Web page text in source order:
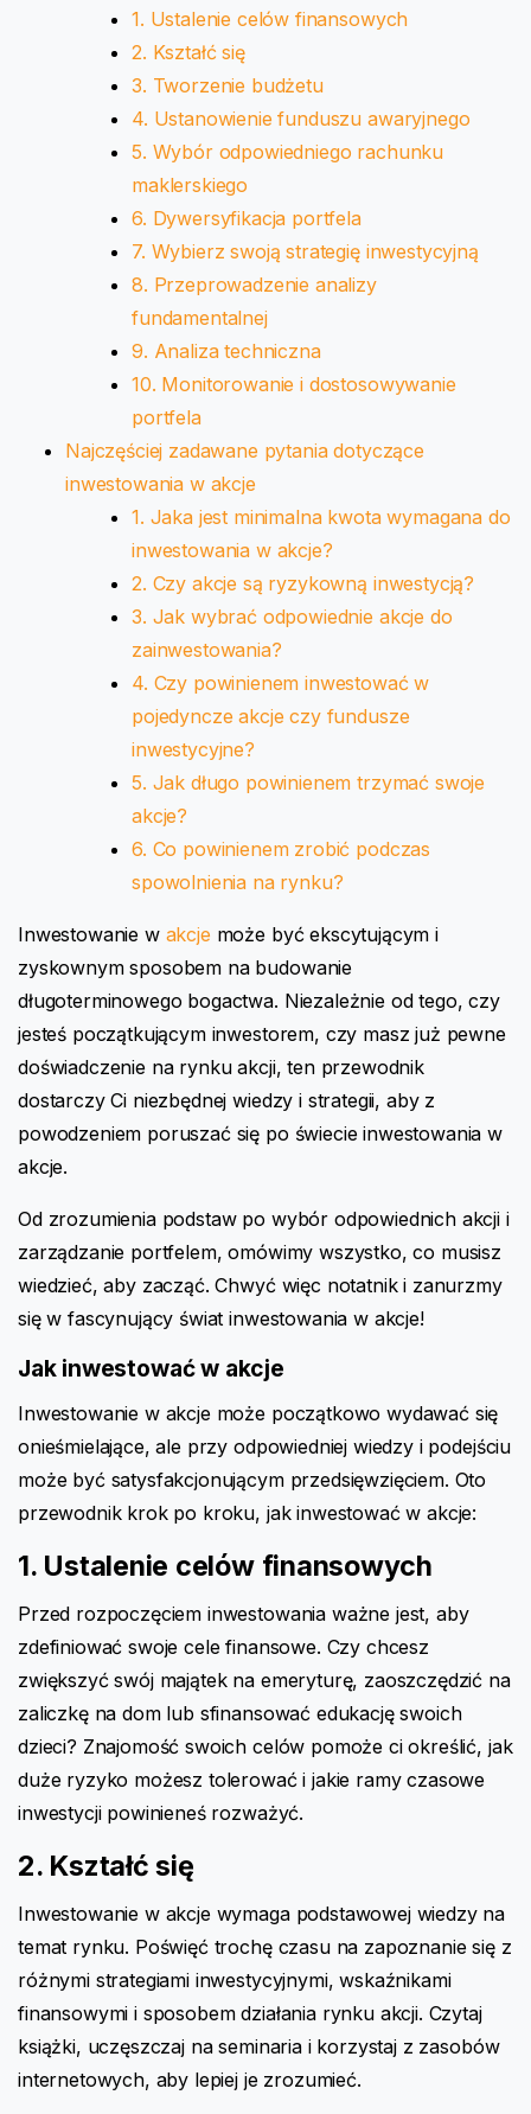
1. Ustalenie celów finansowych
2. Kształć się
3. Tworzenie budżetu
4. Ustanowienie funduszu awaryjnego
5. Wybór odpowiedniego rachunku
maklerskiego
6. Dywersyfikacja portfela
7. Wybierz swoją strategię inwestycyjną
8. Przeprowadzenie analizy
fundamentalnej
9. Analiza techniczna
10. Monitorowanie i dostosowywanie
portfela
Najczęściej zadawane pytania dotyczące
inwestowania w akcje
1. Jaka jest minimalna kwota wymagana do
inwestowania w akcje?
2. Czy akcje są ryzykowną inwestycją?
3. Jak wybrać odpowiednie akcje do
zainwestowania?
4. Czy powinienem inwestować w
pojedyncze akcje czy fundusze
inwestycyjne?
5. Jak długo powinienem trzymać swoje
akcje?
6. Co powinienem zrobić podczas
spowolnienia na rynku?
Inwestowanie w akcje może być ekscytującym i
zyskownym sposobem na budowanie
długoterminowego bogactwa. Niezależnie od tego, czy
jesteś początkującym inwestorem, czy masz już pewne
doświadczenie na rynku akcji, ten przewodnik
dostarczy Ci niezbędnej wiedzy i strategii, aby z
powodzeniem poruszać się po świecie inwestowania w
akcje.
Od zrozumienia podstaw po wybór odpowiednich akcji i
zarządzanie portfelem, omówimy wszystko, co musisz
wiedzieć, aby zacząć. Chwyć więc notatnik i zanurzmy
się w fascynujący świat inwestowania w akcje!
Jak inwestować w akcje
Inwestowanie w akcje może początkowo wydawać się
onieśmielające, ale przy odpowiedniej wiedzy i podejściu
może być satysfakcjonującym przedsięwzięciem. Oto
przewodnik krok po kroku, jak inwestować w akcje:
1. Ustalenie celów finansowych
Przed rozpoczęciem inwestowania ważne jest, aby
zdefiniować swoje cele finansowe. Czy chcesz
zwiększyć swój majątek na emeryturę, zaoszczędzić na
zaliczkę na dom lub sfinansować edukację swoich
dzieci? Znajomość swoich celów pomoże ci określić, jak
duże ryzyko możesz tolerować i jakie ramy czasowe
inwestycji powinieneś rozważyć.
2. Kształć się
Inwestowanie w akcje wymaga podstawowej wiedzy na
temat rynku. Poświęć trochę czasu na zapoznanie się z
różnymi strategiami inwestycyjnymi, wskaźnikami
finansowymi i sposobem działania rynku akcji. Czytaj
książki, uczęszczaj na seminaria i korzystaj z zasobów
internetowych, aby lepiej je zrozumieć.